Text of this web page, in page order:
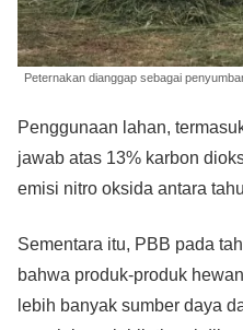
Peternakan dianggap sebagai
Penggunaan lahan,
jawab atas 13% karbon
emisi nitro oksida antara
Sementara itu, PBB pada
bahwa produk-produk
lebih banyak sumber daya